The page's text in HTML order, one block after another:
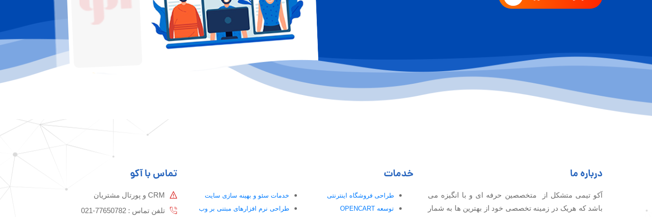
درباره ما
آكو تيمی متشکل از متخصصین حرفه ای و با انگیزه می
باشد که هریک در زمینه تخصصی خود از بهترین ها به شمار
خدمات
طراحی فروشگاه اینترنتی
توسعه OPENCART
خدمات سئو و بهینه سازی سایت
طراحی نرم افزارهای مبتنی بر وب
تماس با آکو
CRM و پورتال مشتریان
تلفن تماس :‌ 77650782-021